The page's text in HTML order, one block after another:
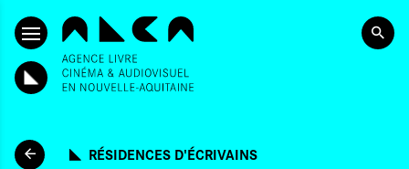
ALLER AU CONTENU PRINCIPAL
RÉSIDENCES D'ÉCRIVAINS